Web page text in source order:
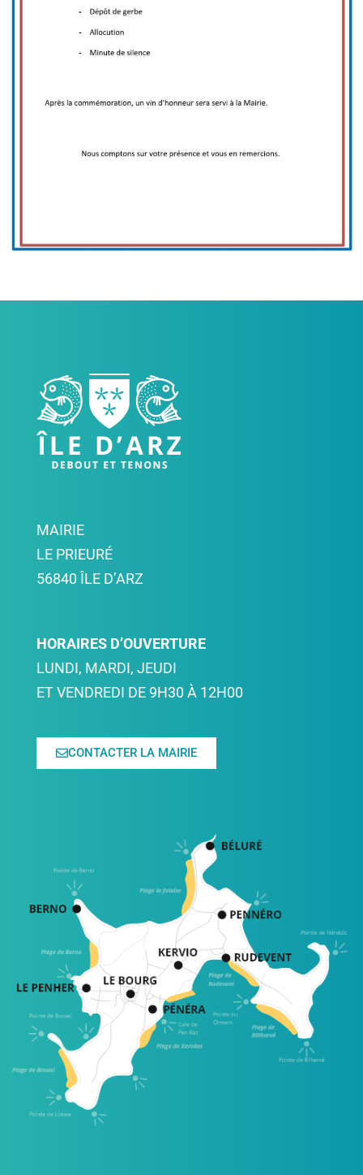
MAIRIE
LE PRIEURÉ
56840 ÎLE D’ARZ
HORAIRES D’OUVERTURE
LUNDI, MARDI, JEUDI
ET VENDREDI DE 9H30 À 12H00
CONTACTER LA MAIRIE